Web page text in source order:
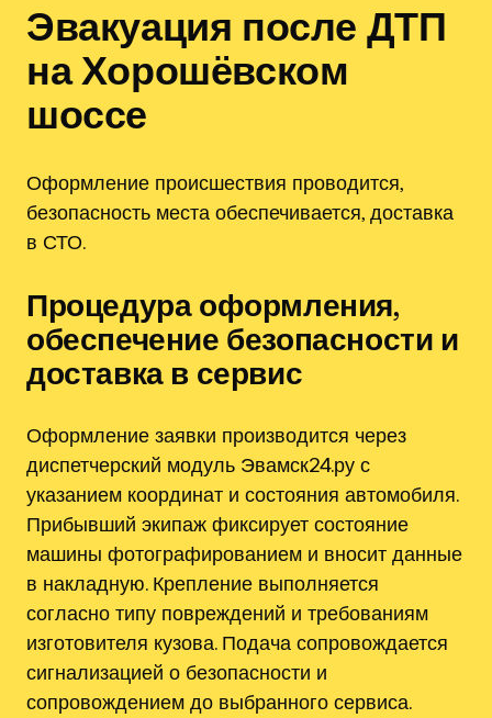
Эвакуация после ДТП
на Хорошёвском
шоссе
Оформление происшествия проводится,
безопасность места обеспечивается, доставка
в СТО.
Процедура оформления,
обеспечение безопасности и
доставка в сервис
Оформление заявки производится через
диспетчерский модуль Эвамск24.ру с
указанием координат и состояния автомобиля.
Прибывший экипаж фиксирует состояние
машины фотографированием и вносит данные
в накладную. Крепление выполняется
согласно типу повреждений и требованиям
изготовителя кузова. Подача сопровождается
сигнализацией о безопасности и
сопровождением до выбранного сервиса.